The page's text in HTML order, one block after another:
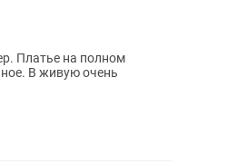
Платье на полном
В живую очень